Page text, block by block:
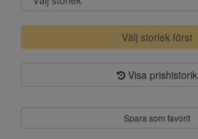
Välj storlek först
Visa prishistorik
Spara som favorit